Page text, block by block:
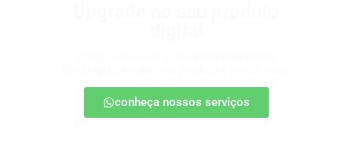
conheça nossos serviços